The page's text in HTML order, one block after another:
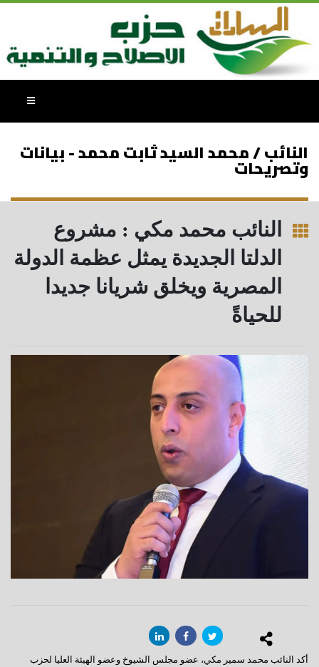
النائب / محمد السيد ثابت محمد - بيانات
وتصريحات
النائب محمد مكي : مشروع
الدلتا الجديدة يمثل عظمة الدولة
المصرية ويخلق شريانا جديدا
للحياةً
أكد النائب محمد سمير مكي، عضو مجلس الشيوخ وعضو الهيئة العليا لحزب